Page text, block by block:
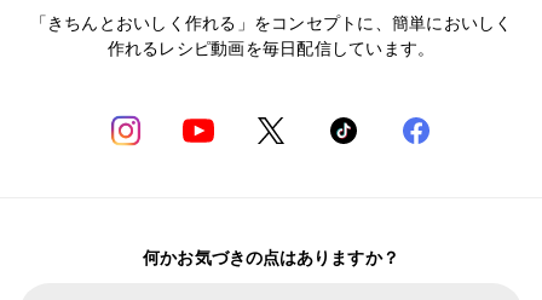
「きちんとおいしく作れる」をコンセプトに、簡単においしく
作れるレシピ動画を毎日配信しています。
何かお気づきの点はありますか？